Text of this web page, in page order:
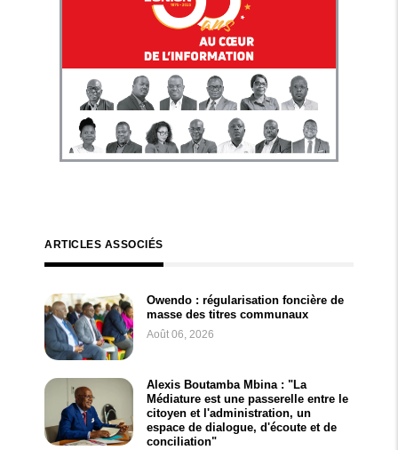
ARTICLES ASSOCIÉS
Owendo : régularisation foncière de
masse des titres communaux
Août 06, 2026
Alexis Boutamba Mbina : "La
Médiature est une passerelle entre le
citoyen et l'administration, un
espace de dialogue, d'écoute et de
conciliation"